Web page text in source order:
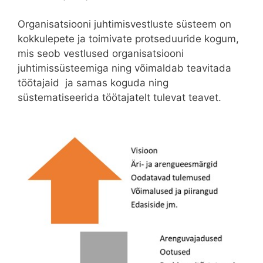
Organisatsiooni juhtimisvestluste süsteem on
kokkulepete ja toimivate protseduuride kogum,
mis seob vestlused organisatsiooni
juhtimissüsteemiga ning võimaldab teavitada
töötajaid ja samas koguda ning
süstematiseerida töötajatelt tulevat teavet.